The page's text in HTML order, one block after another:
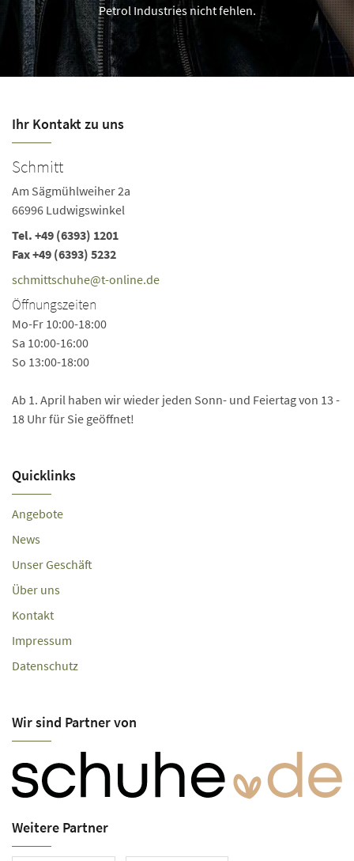
Petrol Industries nicht fehlen.
Ihr Kontakt zu uns
Schmitt
Am Sägmühlweiher 2a
66996 Ludwigswinkel
Tel. +49 (6393) 1201
Fax +49 (6393) 5232
schmittschuhe@t-online.de
Öffnungszeiten
Mo-Fr 10:00-18:00
Sa 10:00-16:00
So 13:00-18:00
Ab 1. April haben wir wieder jeden Sonn- und Feiertag von 13 -
18 Uhr für Sie geöffnet!
Quicklinks
Angebote
News
Unser Geschäft
Über uns
Kontakt
Impressum
Datenschutz
Wir sind Partner von
Weitere Partner